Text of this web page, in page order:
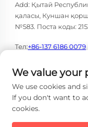
Add: Қытай
қаласы, Куншан
№583. Поста коды:
Тел:+86-137 6186 0079
Электрондық пошта:
Copyright © 2026
We value your
We use cookies and
If you don't want to
cookies.